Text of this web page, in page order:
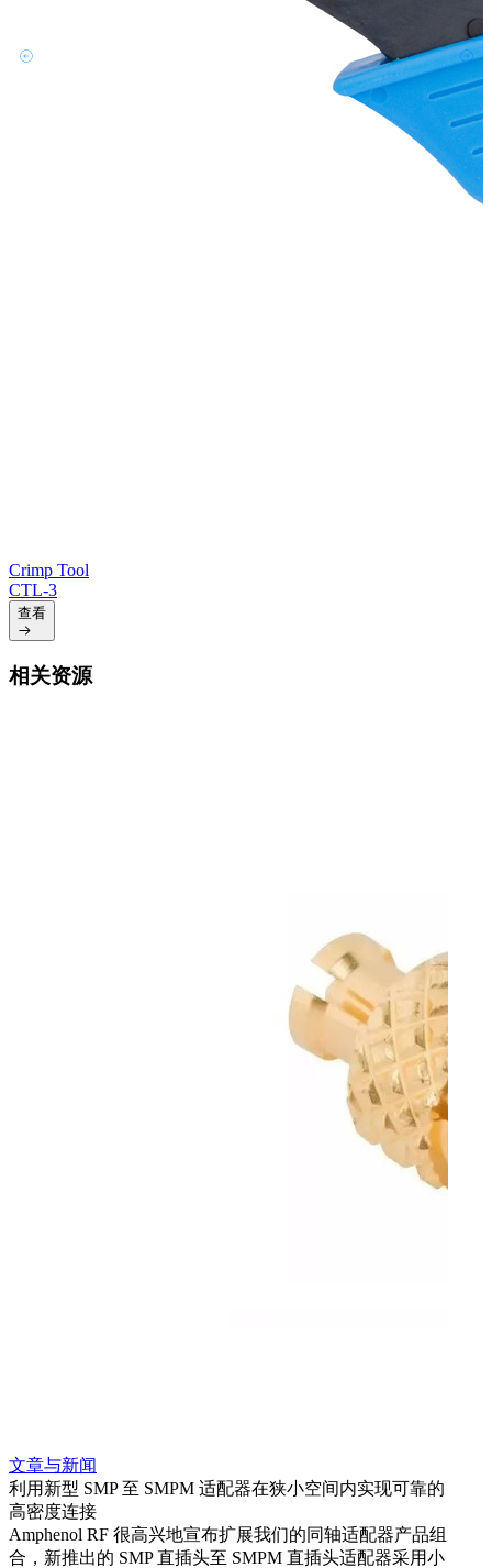
Crimp Tool
CTL-3
查看
相关资源
文章与新闻
利用新型 SMP 至 SMPM 适配器在狭小空间内实现可靠的
高密度连接
Amphenol RF 很高兴地宣布扩展我们的同轴适配器产品组
合，新推出的 SMP 直插头至 SMPM 直插头适配器采用小